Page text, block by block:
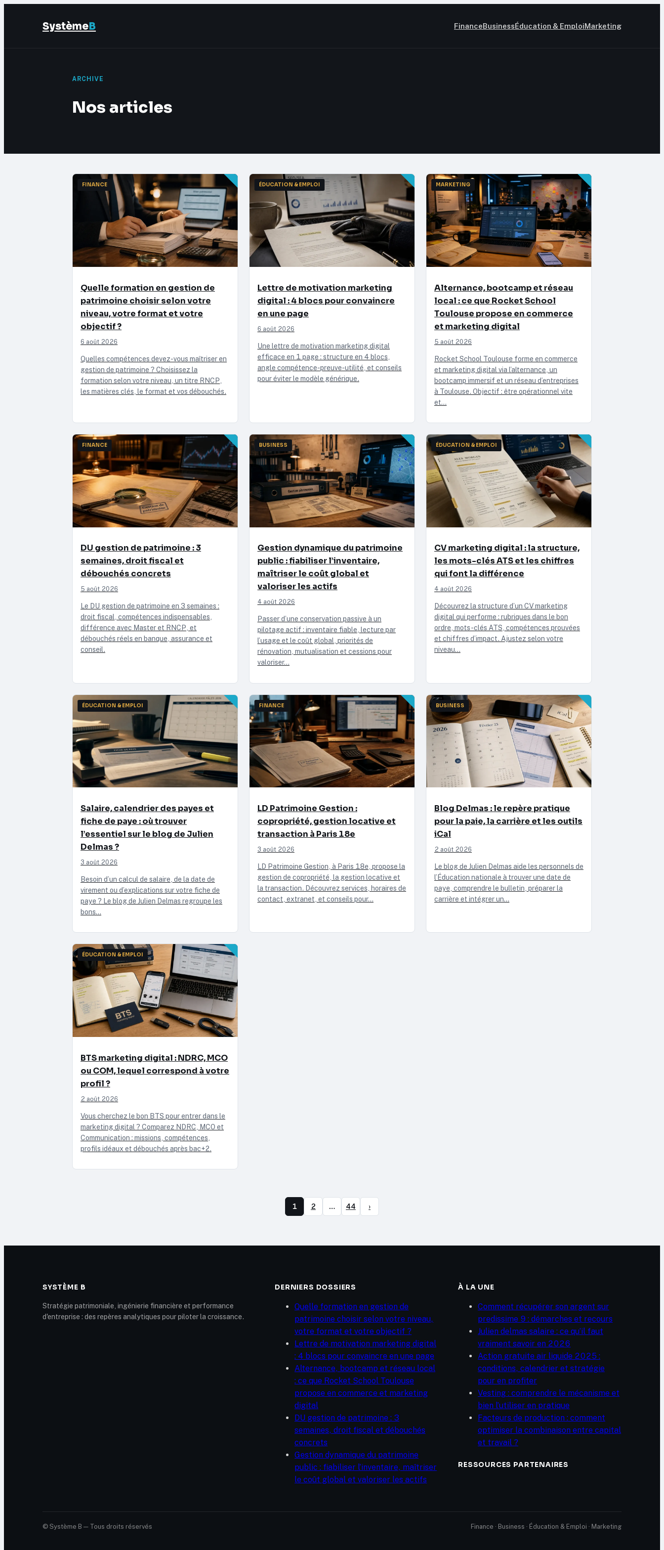
SystèmeB FinanceBusinessÉducation & EmploiMarketing
ARCHIVE
Nos articles
FINANCE
Quelle formation en gestion de
patrimoine choisir selon votre
niveau, votre format et votre
objectif ?
6 août 2026
Quelles compétences devez-vous maîtriser en
gestion de patrimoine ? Choisissez la
formation selon votre niveau, un titre RNCP,
les matières clés, le format et vos débouchés.
ÉDUCATION & EMPLOI
Lettre de motivation marketing
digital : 4 blocs pour convaincre
en une page
6 août 2026
Une lettre de motivation marketing digital
efficace en 1 page : structure en 4 blocs,
angle compétence-preuve-utilité, et conseils
pour éviter le modèle générique.
MARKETING
Alternance, bootcamp et réseau
local : ce que Rocket School
Toulouse propose en commerce
et marketing digital
5 août 2026
Rocket School Toulouse forme en commerce
et marketing digital via l’alternance, un
bootcamp immersif et un réseau d’entreprises
à Toulouse. Objectif : être opérationnel vite
et…
FINANCE
DU gestion de patrimoine : 3
semaines, droit fiscal et
débouchés concrets
5 août 2026
Le DU gestion de patrimoine en 3 semaines :
droit fiscal, compétences indispensables,
différence avec Master et RNCP, et
débouchés réels en banque, assurance et
conseil.
BUSINESS
Gestion dynamique du patrimoine
public : fiabiliser l’inventaire,
maîtriser le coût global et
valoriser les actifs
4 août 2026
Passer d’une conservation passive à un
pilotage actif : inventaire fiable, lecture par
l’usage et le coût global, priorités de
rénovation, mutualisation et cessions pour
valoriser…
ÉDUCATION & EMPLOI
CV marketing digital : la structure,
les mots-clés ATS et les chiffres
qui font la différence
4 août 2026
Découvrez la structure d’un CV marketing
digital qui performe : rubriques dans le bon
ordre, mots-clés ATS, compétences prouvées
et chiffres d’impact. Ajustez selon votre
niveau…
ÉDUCATION & EMPLOI
Salaire, calendrier des payes et
fiche de paye : où trouver
l’essentiel sur le blog de Julien
Delmas ?
3 août 2026
Besoin d’un calcul de salaire, de la date de
virement ou d’explications sur votre fiche de
paye ? Le blog de Julien Delmas regroupe les
bons…
FINANCE
LD Patrimoine Gestion :
copropriété, gestion locative et
transaction à Paris 18e
3 août 2026
LD Patrimoine Gestion, à Paris 18e, propose la
gestion de copropriété, la gestion locative et
la transaction. Découvrez services, horaires de
contact, extranet, et conseils pour…
BUSINESS
Blog Delmas : le repère pratique
pour la paie, la carrière et les outils
iCal
2 août 2026
Le blog de Julien Delmas aide les personnels de
l’Éducation nationale à trouver une date de
paye, comprendre le bulletin, préparer la
carrière et intégrer un…
ÉDUCATION & EMPLOI
BTS marketing digital : NDRC, MCO
ou COM, lequel correspond à votre
profil ?
2 août 2026
Vous cherchez le bon BTS pour entrer dans le
marketing digital ? Comparez NDRC, MCO et
Communication : missions, compétences,
profils idéaux et débouchés après bac+2.
1 2 … 44 ›
SYSTÈME B
Stratégie patrimoniale, ingénierie financière et performance
d'entreprise : des repères analytiques pour piloter la croissance.
DERNIERS DOSSIERS
Quelle formation en gestion de
patrimoine choisir selon votre niveau,
votre format et votre objectif ?
Lettre de motivation marketing digital
: 4 blocs pour convaincre en une page
Alternance, bootcamp et réseau local
: ce que Rocket School Toulouse
propose en commerce et marketing
digital
DU gestion de patrimoine : 3
semaines, droit fiscal et débouchés
concrets
Gestion dynamique du patrimoine
public : fiabiliser l’inventaire, maîtriser
le coût global et valoriser les actifs
À LA UNE
Comment récupérer son argent sur
predissime 9 : démarches et recours
Julien delmas salaire : ce qu’il faut
vraiment savoir en 2026
Action gratuite air liquide 2025 :
conditions, calendrier et stratégie
pour en profiter
Vesting : comprendre le mécanisme et
bien l’utiliser en pratique
Facteurs de production : comment
optimiser la combinaison entre capital
et travail ?
RESSOURCES PARTENAIRES
© Système B — Tous droits réservés Finance · Business · Éducation & Emploi · Marketing